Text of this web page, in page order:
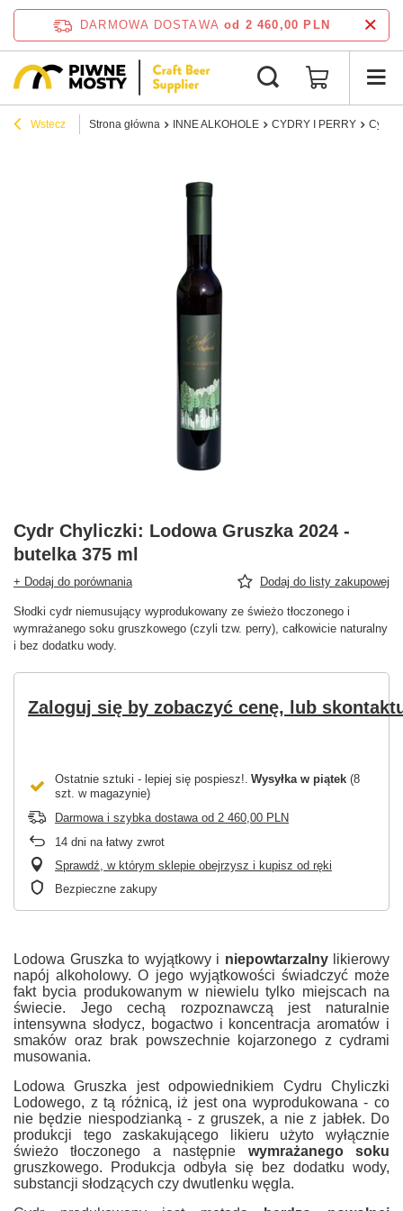
DARMOWA DOSTAWA od 2 460,00 PLN
Wstecz Strona główna INNE ALKOHOLE CYDRY I PERRY Cydr
Cydr Chyliczki: Lodowa Gruszka 2024 -
butelka 375 ml
+ Dodaj do porównania Dodaj do listy zakupowej
Słodki cydr niemusujący wyprodukowany ze świeżo tłoczonego i
wymrażanego soku gruszkowego (czyli tzw. perry), całkowicie naturalny
i bez dodatku wody.
Zaloguj się by zobaczyć cenę, lub
Ostatnie sztuki - lepiej się pospiesz! Wysyłka w piątek (8
szt. w magazynie)
Darmowa i szybka dostawa od 2 460,00 PLN
14 dni na łatwy zwrot
Sprawdź, w którym sklepie obejrzysz i kupisz od ręki
Bezpieczne zakupy
Lodowa Gruszka to wyjątkowy i niepowtarzalnylikierowy
napój alkoholowy. O jego wyjątkowości świadczyć może
fakt bycia produkowanym w niewielu tylko miejscach na
świecie. Jego cechą rozpoznawczą jest naturalnie
intensywna słodycz, bogactwo i koncentracja aromatów i
smaków oraz brak powszechnie kojarzonego z cydrami
musowania.
Lodowa Gruszka jest odpowiednikiem Cydru Chyliczki
Lodowego, z tą różnicą, iż jest ona wyprodukowana - co
nie będzie niespodzianką - z gruszek, a nie z jabłek. Do
produkcji tego zaskakującego likieru użyto wyłącznie
świeżo tłoczonego a następnie wymrażanego soku
gruszkowego. Produkcja odbyła się bez dodatku wody,
substancji słodzących czy dwutlenku węgla.